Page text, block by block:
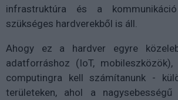
infrastruktúra és a
szükséges hardverekből is áll.
Ahogy ez a hardver egyre
adatforráshoz (IoT,
computingra kell számítanunk -
területeken, ahol a